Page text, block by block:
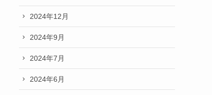
2024年12月
2024年9月
2024年7月
2024年6月